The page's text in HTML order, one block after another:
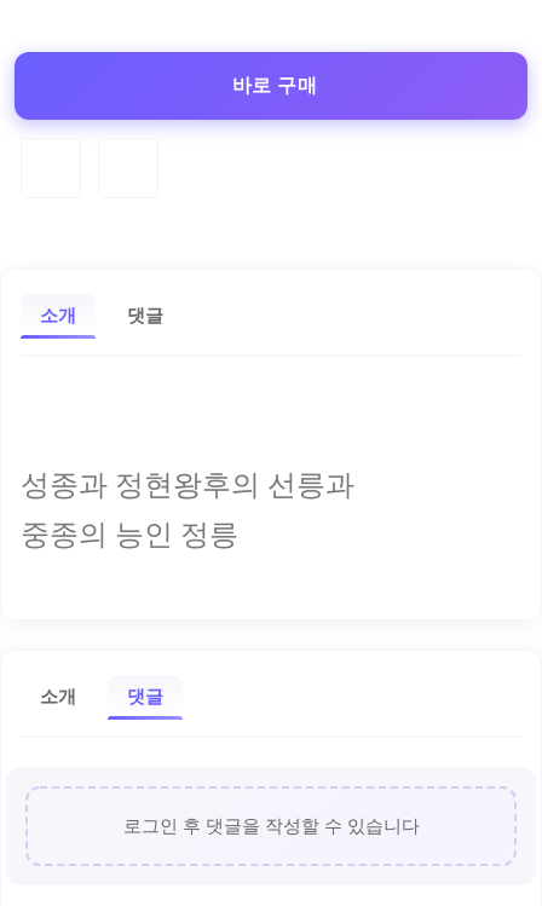
바로 구매
소개 댓글
성종과 정현왕후의 선릉과
중종의 능인 정릉
소개 댓글
로그인 후 댓글을 작성할 수 있습니다